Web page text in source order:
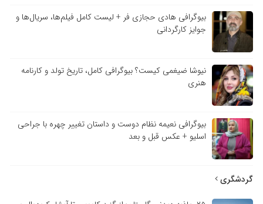
بیوگرافی هادی حجازی فر + لیست کامل فیلم‌ها، سریال‌ها و
جوایز کارگردانی
نیوشا ضیغمی کیست؟ بیوگرافی کامل، تاریخ تولد و کارنامه
هنری
بیوگرافی نعیمه نظام دوست و داستان تغییر چهره با جراحی
اسلیو + عکس قبل و بعد
گردشگری